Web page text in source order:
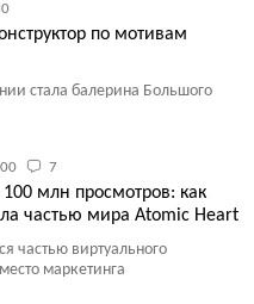
по мотивам
стала балерина Большого
7
млн просмотров: как
частью мира Atomic Heart
частью виртуального
маркетинга